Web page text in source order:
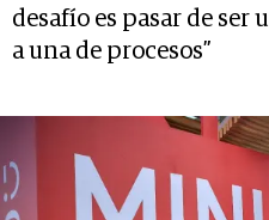
desafío es pasar de ser
a una de procesos”